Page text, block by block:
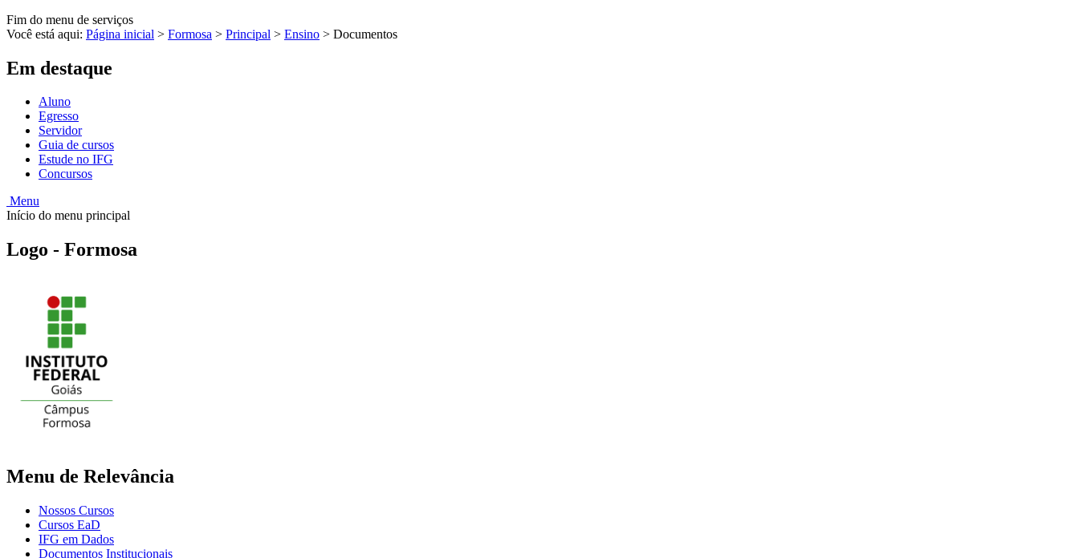
Fim do menu de serviços
Você está aqui: Página inicial > Formosa > Principal > Ensino > Documentos
Em destaque
Aluno
Egresso
Servidor
Guia de cursos
Estude no IFG
Concursos
Menu
Início do menu principal
Logo - Formosa
Menu de Relevância
Nossos Cursos
Cursos EaD
IFG em Dados
Documentos Institucionais